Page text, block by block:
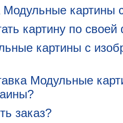
Модульные
картину по
картины с
Модульные
заказ?